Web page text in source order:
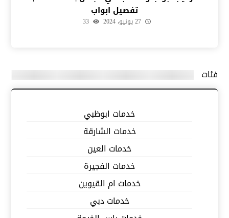
تفصيل ابواب
27 يونيو، 2024 33
فئات
خدمات ابوظبي
خدمات الشارقة
خدمات العين
خدمات الفجيرة
خدمات ام القيوين
خدمات دبي